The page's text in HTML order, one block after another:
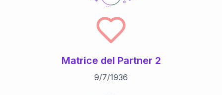
60
13
Matrice del Partner 2
9/7/1936